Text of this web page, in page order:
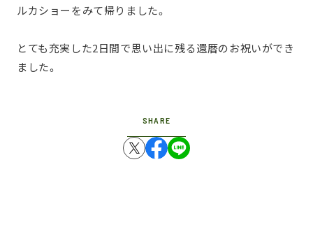
ルカショーをみて帰りました。
とても充実した2日間で思い出に残る還暦のお祝いができ
ました。
SHARE